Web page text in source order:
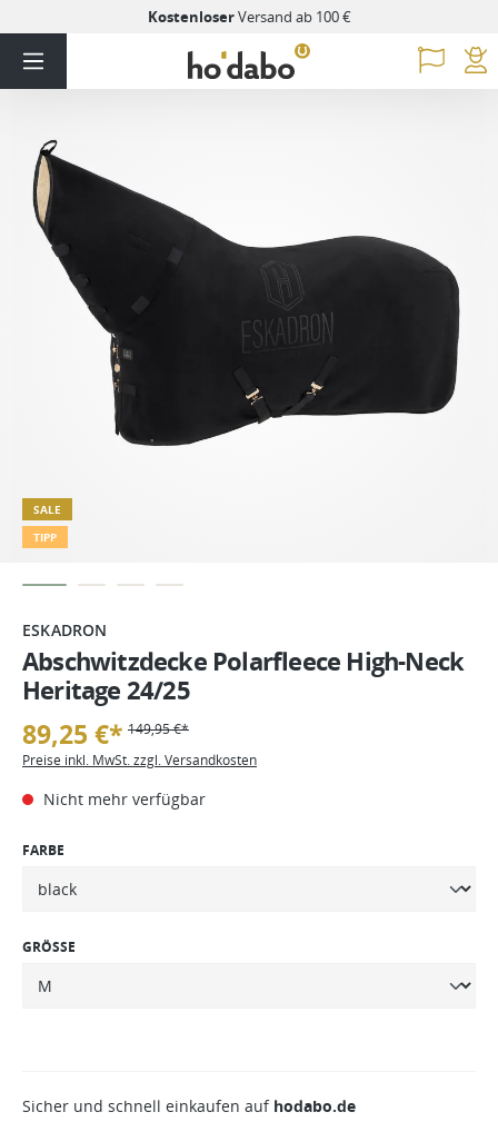
KostenloserVersand ab 100 €
SALE
TIPP
ESKADRON
Abschwitzdecke Polarfleece High-Neck
Heritage 24/25
89,25 €* 149,95 €*
Preise inkl. MwSt. zzgl. Versandkosten
Nicht mehr verfügbar
FARBE
GRÖSSE
Sicher und schnell einkaufen auf hodabo.de